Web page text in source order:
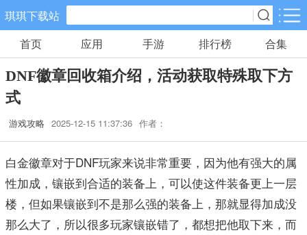
琪琪下载站
手游分类 应用分类
卡牌回合
休闲益智
角色扮演
棋牌游戏
0款手游
飞行射击
27款手游
动作格斗
25款手游
策略塔防
体育竞速
冒险解谜
首页 应用 手游 排行榜 合集
DNF徽章回收箱介绍，活动获取特殊取下方
式
游戏攻略 2025-12-15 11:37:36 作者：
白金徽章对于DNF玩家来说非常重要，因为他有强大的属
性加成，镶嵌到合适的装备上，可以使这件装备更上一层
楼，但如果镶嵌到不是那么强的装备上，那就显得加成没
那么大了，所以很多玩家镶嵌错了，都想把他取下来，而